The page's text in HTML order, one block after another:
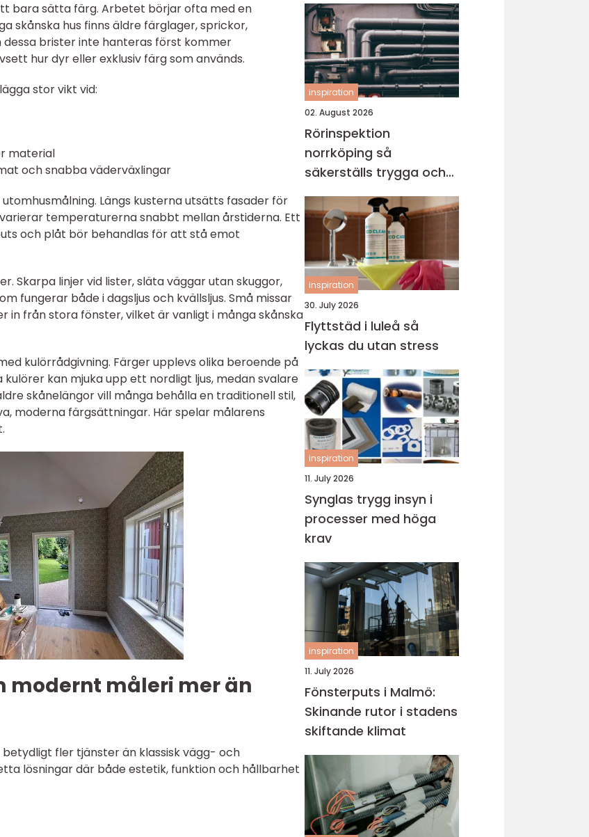
bara sätta färg. Arbetet börjar ofta med en
skånska hus finns äldre färglager, sprickor,
brister inte hanteras först kommer
hur dyr eller exklusiv färg som används.
stor vikt vid:
material
och snabba väderväxlingar
Längs kusterna utsätts fasader för
temperaturerna snabbt mellan årstiderna. Ett
och plåt bör behandlas för att stå emot
Skarpa linjer vid lister, släta väggar utan skuggor,
fungerar både i dagsljus och kvällsljus. Små missar
in från stora fönster, vilket är vanligt i många skånska
kulörrådgivning. Färger upplevs olika beroende på
kan mjuka upp ett nordligt ljus, medan svalare
skånelängor vill många behålla en traditionell stil,
moderna färgsättningar. Här spelar målarens
modernt måleri mer än
fler tjänster än klassisk vägg- och
lösningar där både estetik, funktion och hållbarhet
inspiration
02. August 2026
Rörinspektion
norrköping så
säkerställs trygga och
hållbara avloppssystem
inspiration
30. July 2026
Flyttstäd i luleå så
lyckas du utan stress
inspiration
11. July 2026
Synglas trygg insyn i
processer med höga
krav
inspiration
11. July 2026
Fönsterputs i Malmö:
Skinande rutor i stadens
skiftande klimat